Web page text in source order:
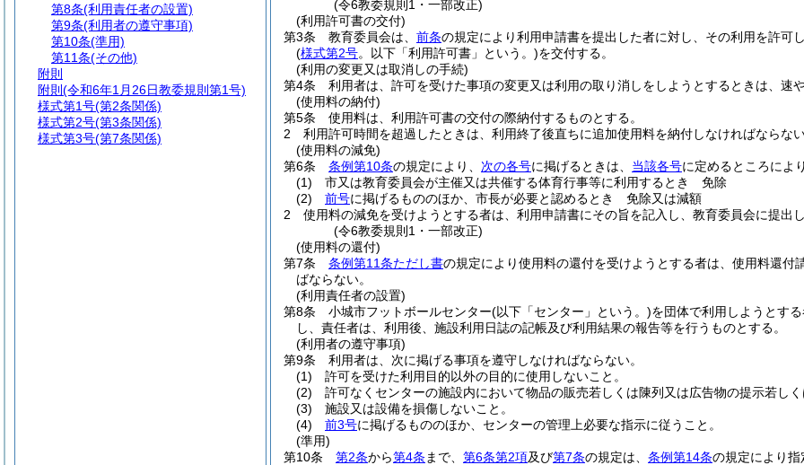
(令6教委規則1・一部改正)
(利用許可書の交付)
第3条
教育委員会は、 前条の規定により利用申請書を提出した者に対し、その利用を許可
(様式第2号。以下「利用許可書」という。)を交付する。
(利用の変更又は取消しの手続)
第4条
利用者は、許可を受けた事項の変更又は利用の取り消しをしようとするときは、速
(使用料の納付)
第5条
使用料は、利用許可書の交付の際納付するものとする。
2
利用許可時間を超過したときは、利用終了後直ちに追加使用料を納付しなければならない
(使用料の減免)
第6条
条例第10条の規定により、 次の各号に掲げるときは、 当該各号に定めるところによ
(1)
市又は教育委員会が主催又は共催する体育行事等に利用するとき 免除
(2)
前号に掲げるもののほか、市長が必要と認めるとき 免除又は減額
2
使用料の減免を受けようとする者は、利用申請書にその旨を記入し、教育委員会に提出
(令6教委規則1・一部改正)
(使用料の還付)
第7条
条例第11条ただし書の規定により使用料の還付を受けようとする者は、使用料還付
ばならない。
(利用責任者の設置)
第8条
小城市フットボールセンター(以下「センター」という。)を団体で利用しようとす
し、責任者は、利用後、施設利用日誌の記帳及び利用結果の報告等を行うものとする。
(利用者の遵守事項)
第9条
利用者は、次に掲げる事項を遵守しなければならない。
(1)
許可を受けた利用目的以外の目的に使用しないこと。
(2)
許可なくセンターの施設内において物品の販売若しくは陳列又は広告物の提示若しく
(3)
施設又は設備を損傷しないこと。
(4)
前3号に掲げるもののほか、センターの管理上必要な指示に従うこと。
(準用)
第10条
第2条から第4条 まで、 第6条第2項及び第7条の規定は、 条例第14条の規定により指
第8条(利用責任者の設置)
第9条(利用者の遵守事項)
第10条(準用)
第11条(その他)
附則
附則 (令和6年1月26日教委規則第1号)
様式第1号(第2条関係)
様式第2号(第3条関係)
様式第3号(第7条関係)